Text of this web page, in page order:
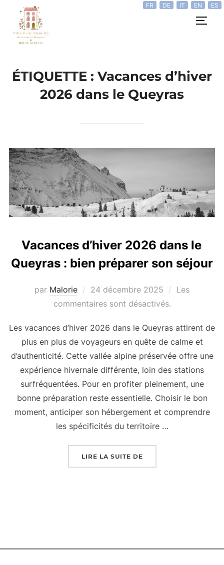
FR DE IT EN ES
contenu
Rechercher :
ÉTIQUETTE : Vacances d’hiver
2026 dans le Queyras
Vacances d’hiver 2026 dans le
Queyras : bien préparer son séjour
par Malorie
Publié
le
24 décembre 2025
Les
commentaires sont désactivés.
Les vacances d’hiver 2026 dans le Queyras attirent de
plus en plus de voyageurs en quête de calme et
d’authenticité. Cette vallée alpine préservée offre une
expérience hivernale différente, loin des stations
surfréquentées. Pour en profiter pleinement, une
bonne préparation reste essentielle. Choisir le bon
moment, anticiper son hébergement et comprendre
les spécificités du territoire …
LIRE LA SUITE DE